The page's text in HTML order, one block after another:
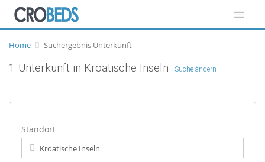
Home Suchergebnis Unterkunft
1 Unterkunft in Kroatische Inseln Suche ändern
Standort